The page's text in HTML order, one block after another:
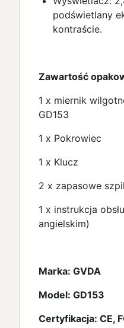
podświetlany
kontraście.
Zawartość
1 x miernik
GD153
1 x Pokrowiec
1 x Klucz
2 x zapasowe
1 x instrukcja
angielskim)
Marka: GVDA
Model: GD153
Certyfikacja: CE,